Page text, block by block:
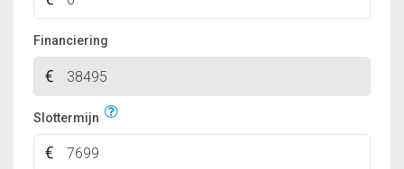
Financiering
Slottermijn